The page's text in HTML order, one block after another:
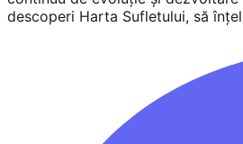
descoperi Harta Sufletului, să